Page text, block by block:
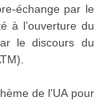
échange par le
à l’ouverture du
le discours du
de l’UA pour